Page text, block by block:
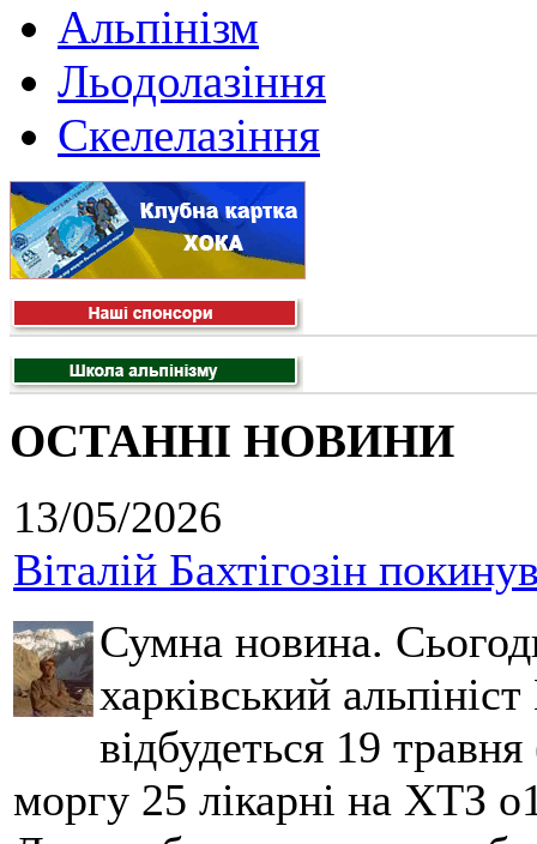
Альпінізм
Льодолазіння
Скелелазіння
ОСТАННІ НОВИНИ
13/05/2026
Віталій Бахтігозін
Сумна новина.
харківський
відбудеться 19
моргу 25 лікарні на ХТЗ